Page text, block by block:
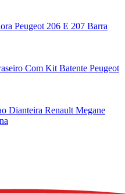
Peugeot 206 E 207 Barra
Com Kit Batente Peugeot
Dianteira Renault Megane